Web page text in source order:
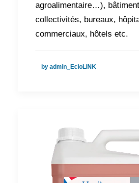
agroalimentaire…),
collectivités, bureaux,
commerciaux, hôtels etc.
by admin_EcloLINK